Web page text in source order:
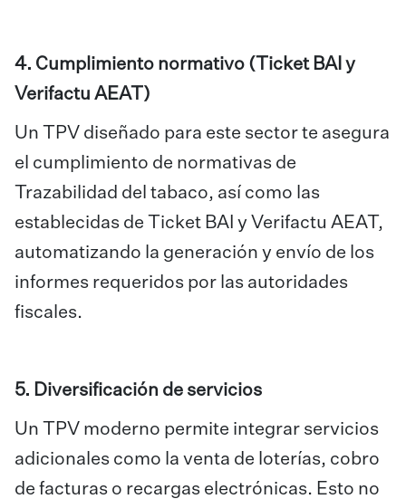
4. Cumplimiento normativo (Ticket BAI y
Verifactu AEAT)
Un TPV diseñado para este sector te asegura
el cumplimiento de normativas de
Trazabilidad del tabaco, así como las
establecidas de Ticket BAI y Verifactu AEAT,
automatizando la generación y envío de los
informes requeridos por las autoridades
fiscales.
5. Diversificación de servicios
Un TPV moderno permite integrar servicios
adicionales como la venta de loterías, cobro
de facturas o recargas electrónicas. Esto no